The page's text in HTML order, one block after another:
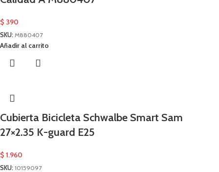
$ 390
SKU: M880407
Añadir al carrito
Cubierta Bicicleta Schwalbe Smart Sam
27×2.35 K-guard E25
$ 1.960
SKU: 10159097